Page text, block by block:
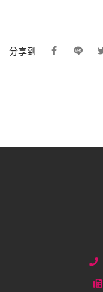
分享到